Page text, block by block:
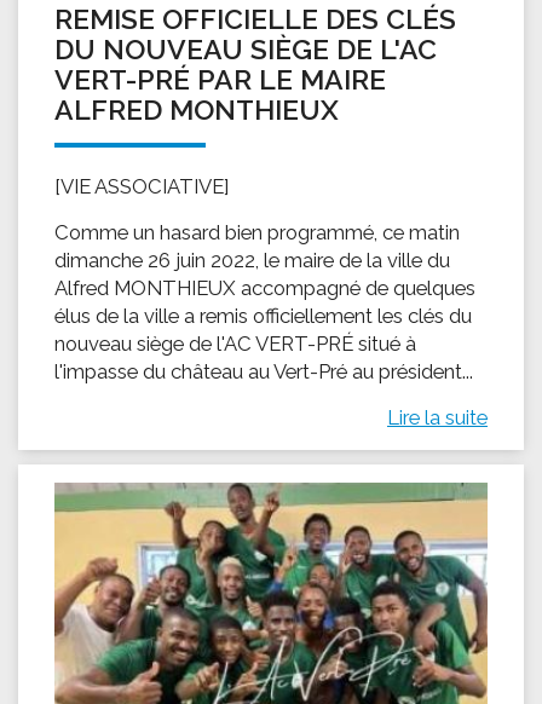
REMISE OFFICIELLE DES CLÉS
DU NOUVEAU SIÈGE DE L'AC
VERT-PRÉ PAR LE MAIRE
ALFRED MONTHIEUX
[VIE ASSOCIATIVE]
Comme un hasard bien programmé, ce matin
dimanche 26 juin 2022, le maire de la ville du
Alfred MONTHIEUX accompagné de quelques
élus de la ville a remis officiellement les clés du
nouveau siège de l'AC VERT-PRÉ situé à
l'impasse du château au Vert-Pré au président...
Lire la suite